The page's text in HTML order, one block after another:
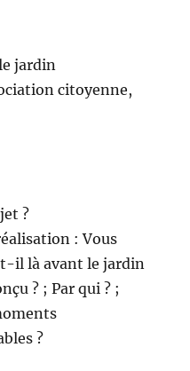
jardin
citoyenne,
?
: Vous
il là avant le jardin
? ; Par qui ? ;
?